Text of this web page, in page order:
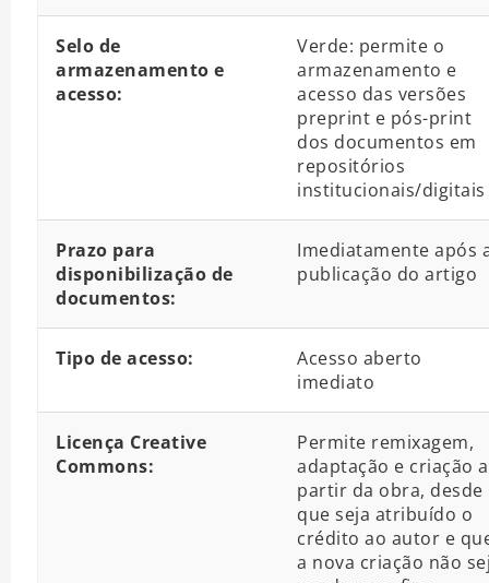
Selo de
armazenamento e
acesso:
Verde: permite o
armazenamento e
acesso das versões
preprint e pós-print
dos documentos em
repositórios
institucionais/digitais
Prazo para
disponibilização de
documentos:
Imediatamente após
publicação do artigo
Tipo de acesso:
Acesso aberto
imediato
Licença Creative
Commons:
Permite remixagem,
adaptação e criação a
partir da obra, desde
que seja atribuído o
crédito ao autor e
a nova criação não